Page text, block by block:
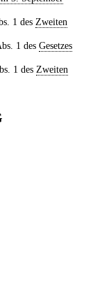
1 des Zweiten
1 des Gesetzes
1 des Zweiten